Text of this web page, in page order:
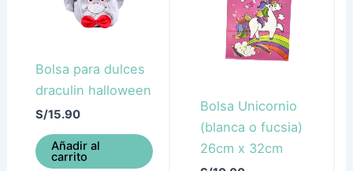
Bolsa para dulces
draculin halloween
S/15.90
Añadir al
carrito
Bolsa Unicornio
(blanca o fucsia)
26cm x 32cm